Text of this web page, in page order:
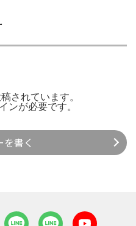
されています。
ンが必要です。
を書く